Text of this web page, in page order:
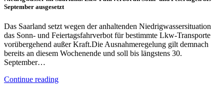
September ausgesetzt
Das Saarland setzt wegen der anhaltenden Niedrigwassersituation
das Sonn- und Feiertagsfahrverbot für bestimmte Lkw-Transporte
vorübergehend außer Kraft.Die Ausnahmeregelung gilt demnach
bereits an diesem Wochenende und soll bis längstens 30.
September…
Continue reading